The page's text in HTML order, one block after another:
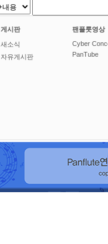
게시판
새소식
자유게시판
팬플룻영상
Cyber
PanTube